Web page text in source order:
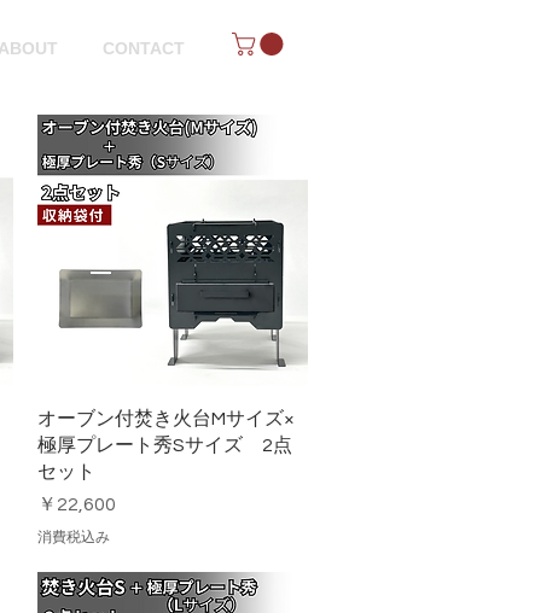
CONTACT
クイックビュー
オーブン付焚き火台Mサイズ×
極厚プレート秀Sサイズ 2点
セット
価格
￥22,600
消費税込み